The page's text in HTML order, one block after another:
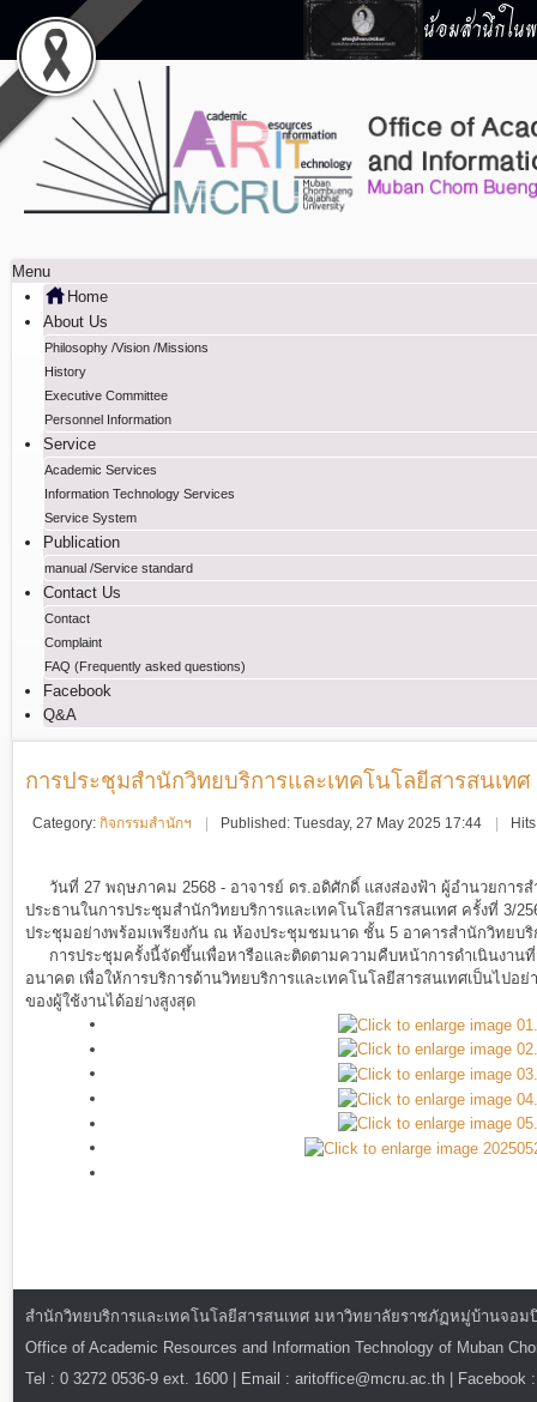
น้อมสำนึกใน
Menu
Home
About Us
Philosophy /Vision /Missions
History
Executive Committee
Personnel Information
Service
Academic Services
Information Technology Services
Service System
Publication
manual /Service standard
Contact Us
Contact
Complaint
FAQ (Frequently asked questions)
Facebook
Q&A
การประชุมสำนักวิทยบริการและเทคโนโลยีสารสนเท
Category: กิจกรรมสำนักฯ Published: Tuesday, 27 May 2025 17:44
วันที่ 27 พฤษภาคม 2568 - อาจารย์ ดร.อดิศักดิ์ แสงส่องฟ้า ผู้อำนวยการส
ประธานในการประชุมสำนักวิทยบริการและเทคโนโลยีสารสนเทศ ครั้งที่ 3/
ประชุมอย่างพร้อมเพรียงกัน ณ ห้องประชุมชมนาด ชั้น 5 อาคารสำนักวิทยบริ
การประชุมครั้งนี้จัดขึ้นเพื่อหารือและติดตามความคืบหน้าการดำเนินงาน
อนาคต เพื่อให้การบริการด้านวิทยบริการและเทคโนโลยีสารสนเทศเป็นไปอ
ของผู้ใช้งานได้อย่างสูงสุด
สำนักวิทยบริการและเทคโนโลยีสารสนเทศ มหาวิทยาลัยราชภัฏหมู่บ้านจอ
Office of Academic Resources and Information Technology of Muban
Tel : 0 3272 0536-9 ext. 1600 | Email : aritoffice@mcru.ac.th | Facebook